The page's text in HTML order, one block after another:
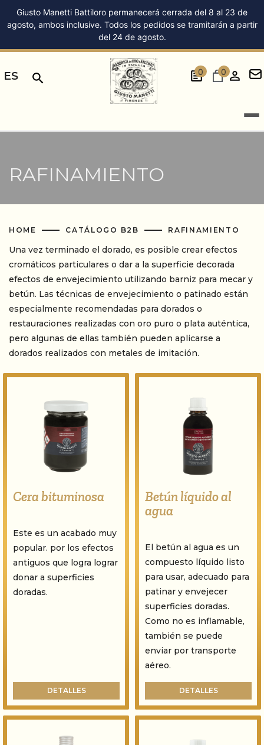
Giusto Manetti Battiloro permanecerá cerrada del 8 al 23 de
agosto, ambos inclusive. Todos los pedidos se tramitarán a partir
del 24 de agosto.
ES 0 0
RAFINAMIENTO
HOME CATÁLOGO B2B RAFINAMIENTO
Una vez terminado el dorado, es posible crear efectos
cromáticos particulares o dar a la superficie decorada
efectos de envejecimiento utilizando barniz para mecar y
betún. Las técnicas de envejecimiento o patinado están
especialmente recomendadas para dorados o
restauraciones realizadas con oro puro o plata auténtica,
pero algunas de ellas también pueden aplicarse a
dorados realizados con metales de imitación.
Cera bituminosa
Este es un acabado muy
popular. por los efectos
antiguos que logra lograr
donar a superficies
doradas.
DETALLES
Betún líquido al
agua
El betún al agua es un
compuesto líquido listo
para usar, adecuado para
patinar y envejecer
superficies doradas.
Como no es inflamable,
también se puede
enviar por transporte
aéreo.
DETALLES